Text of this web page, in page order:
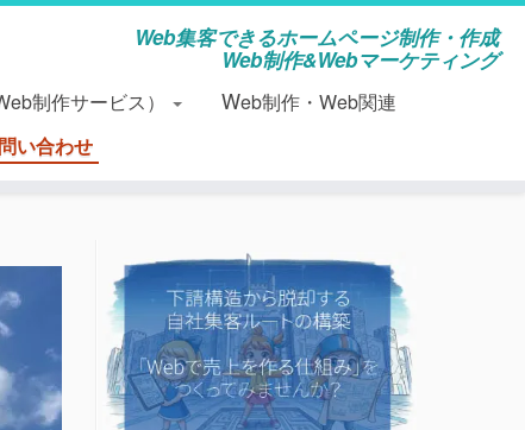
Web集客できるホームページ制作・作成
Web制作&Webマーケティング
制作サービス）
Web制作・Web関連
問い合わせ